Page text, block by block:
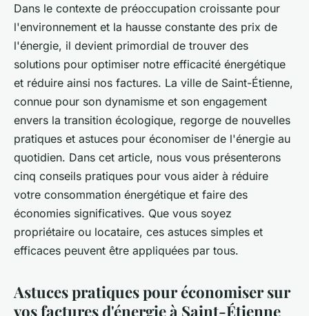
Dans le contexte de préoccupation croissante pour
l'environnement et la hausse constante des prix de
l'énergie, il devient primordial de trouver des
solutions pour optimiser notre efficacité énergétique
et réduire ainsi nos factures. La ville de Saint-Étienne,
connue pour son dynamisme et son engagement
envers la transition écologique, regorge de nouvelles
pratiques et astuces pour économiser de l'énergie au
quotidien. Dans cet article, nous vous présenterons
cinq conseils pratiques pour vous aider à réduire
votre consommation énergétique et faire des
économies significatives. Que vous soyez
propriétaire ou locataire, ces astuces simples et
efficaces peuvent être appliquées par tous.
Astuces pratiques pour économiser sur
vos factures d'énergie à Saint-Étienne